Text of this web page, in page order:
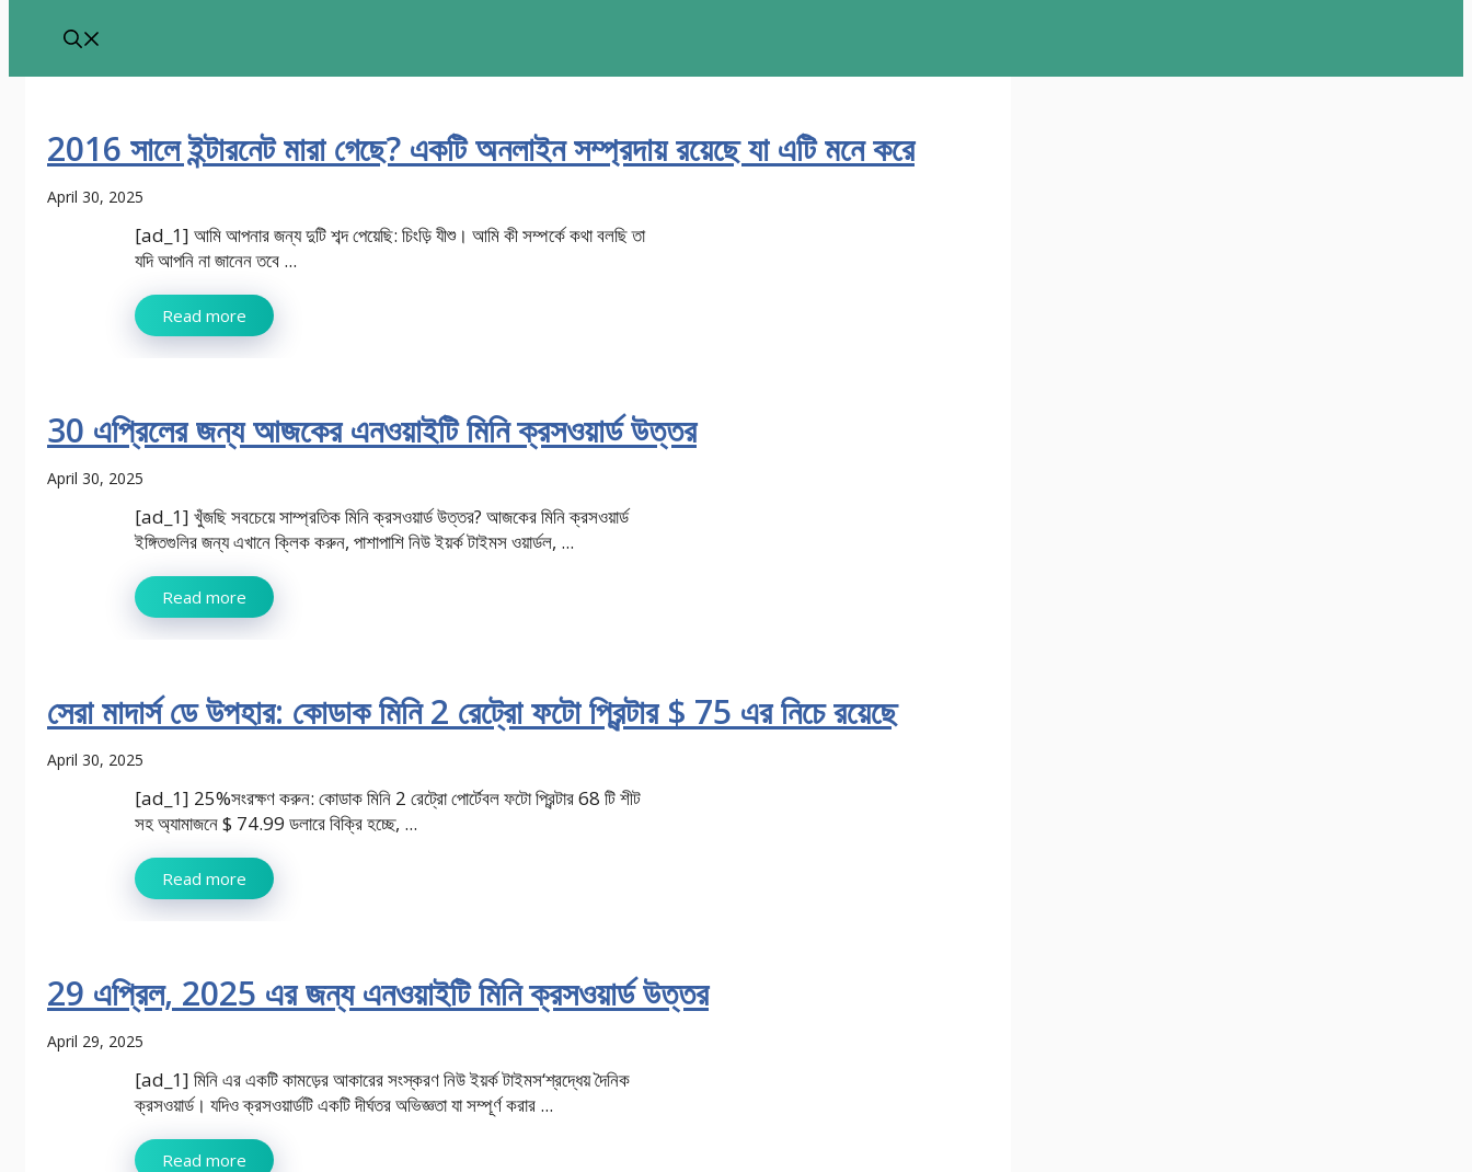
2016 সালে ইন্টারনেট মারা গেছে? একটি অনলাইন সম্প্রদায় রয়েছে যা এটি মনে করে
April 30, 2025
[ad_1] আমি আপনার জন্য দুটি শব্দ পেয়েছি: চিংড়ি যীশু। আমি কী সম্পর্কে কথা বলছি তা
যদি আপনি না জানেন তবে ...
Read more
30 এপ্রিলের জন্য আজকের এনওয়াইটি মিনি ক্রসওয়ার্ড উত্তর
April 30, 2025
[ad_1] খুঁজছি সবচেয়ে সাম্প্রতিক মিনি ক্রসওয়ার্ড উত্তর? আজকের মিনি ক্রসওয়ার্ড
ইঙ্গিতগুলির জন্য এখানে ক্লিক করুন, পাশাপাশি নিউ ইয়র্ক টাইমস ওয়ার্ডল, ...
Read more
সেরা মাদার্স ডে উপহার: কোডাক মিনি 2 রেট্রো ফটো প্রিন্টার $ 75 এর নিচে রয়েছে
April 30, 2025
[ad_1] 25%সংরক্ষণ করুন: কোডাক মিনি 2 রেট্রো পোর্টেবল ফটো প্রিন্টার 68 টি শীট
সহ অ্যামাজনে $ 74.99 ডলারে বিক্রি হচ্ছে, ...
Read more
29 এপ্রিল, 2025 এর জন্য এনওয়াইটি মিনি ক্রসওয়ার্ড উত্তর
April 29, 2025
[ad_1] মিনি এর একটি কামড়ের আকারের সংস্করণ নিউ ইয়র্ক টাইমস‘শ্রদ্ধেয় দৈনিক
ক্রসওয়ার্ড। যদিও ক্রসওয়ার্ডটি একটি দীর্ঘতর অভিজ্ঞতা যা সম্পূর্ণ করার ...
Read more